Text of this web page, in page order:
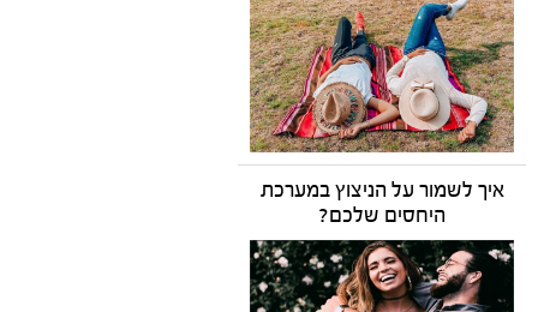
איך לשמור על הניצוץ במערכת
היחסים שלכם?